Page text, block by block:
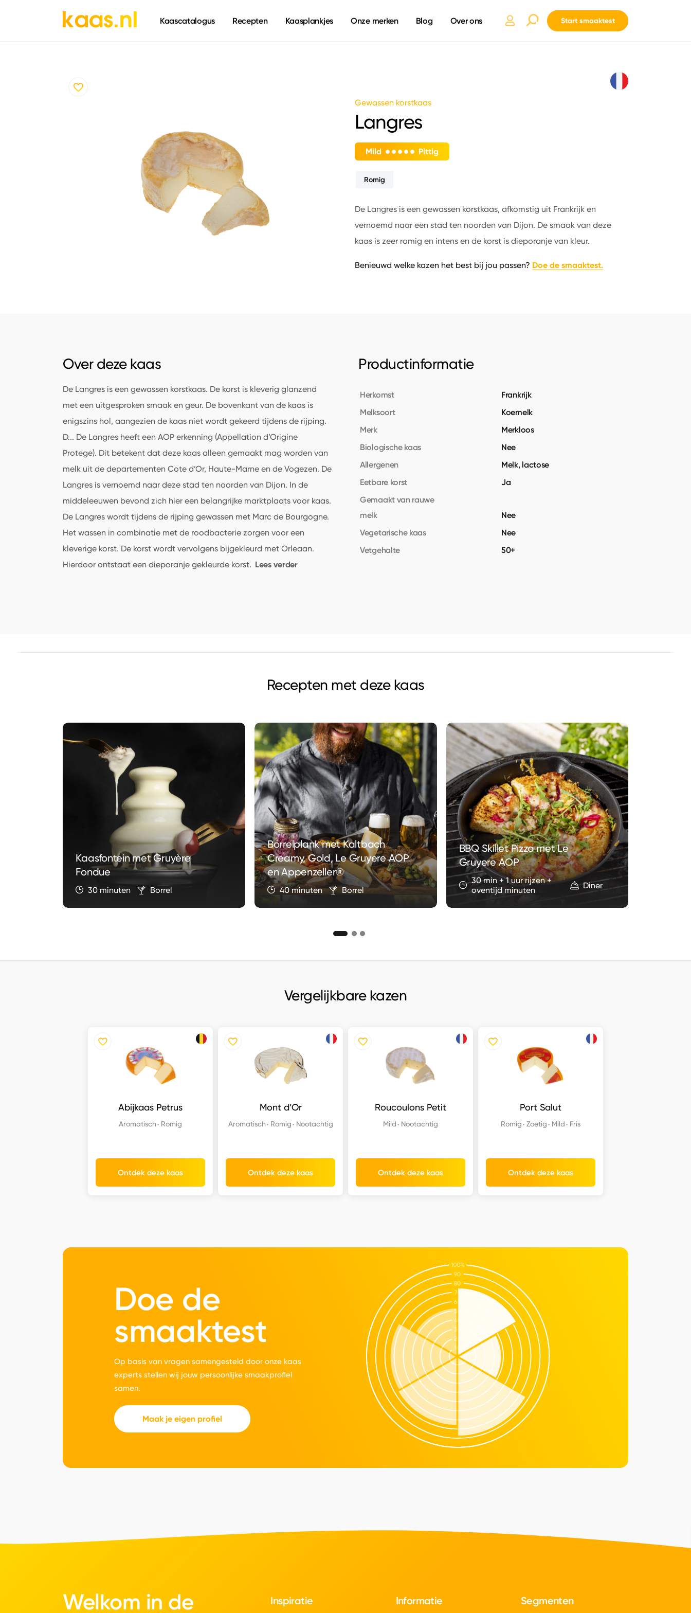
Kaascatalogus Recepten Kaasplankjes Onze merken Blog Over ons Start smaaktest
Gewassen korstkaas
Langres
Mild Pittig
Romig
De Langres is een gewassen korstkaas, afkomstig uit Frankrijk en
vernoemd naar een stad ten noorden van Dijon. De smaak van deze
kaas is zeer romig en intens en de korst is dieporanje van kleur.
Benieuwd welke kazen het best bij jou passen? Doe de smaaktest.
Productinformatie
Herkomst
Frankrijk
Melksoort
Koemelk
Merk
Merkloos
Biologische kaas
Nee
Allergenen
Melk, lactose
Eetbare korst
Ja
Gemaakt van rauwe
melk
Nee
Vegetarische kaas
Nee
Vetgehalte
50+
Over deze kaas
De Langres is een gewassen korstkaas. De korst is kleverig glanzend
met een uitgesproken smaak en geur. De bovenkant van de kaas is
enigszins hol, aangezien de kaas niet wordt gekeerd tijdens de rijping.
D... De Langres heeft een AOP erkenning (Appellation d’Origine
Protege). Dit betekent dat deze kaas alleen gemaakt mag worden van
melk uit de departementen Cote d’Or, Haute-Marne en de Vogezen. De
Langres is vernoemd naar deze stad ten noorden van Dijon. In de
middeleeuwen bevond zich hier een belangrijke marktplaats voor kaas.
De Langres wordt tijdens de rijping gewassen met Marc de Bourgogne.
Het wassen in combinatie met de roodbacterie zorgen voor een
kleverige korst. De korst wordt vervolgens bijgekleurd met Orleaan.
Hierdoor ontstaat een dieporanje gekleurde korst. Lees verder
Recepten met deze kaas
Kaasfontein met Gruyère
Fondue
30 minuten Borrel
Borrelplank met Kaltbach
Creamy, Gold, Le Gruyere AOP
en Appenzeller®
40 minuten Borrel
BBQ Skillet Pizza met Le
Gruyere AOP
30 min + 1 uur rijzen +
oventijd minuten
Diner
Vergelijkbare kazen
Abijkaas Petrus
Aromatisch Romig
Ontdek deze kaas
Mont d’Or
Aromatisch Romig Nootachtig
Ontdek deze kaas
Roucoulons Petit
Mild Nootachtig
Ontdek deze kaas
Port Salut
Romig Zoetig Mild Fris
Ontdek deze kaas
Doe de
smaaktest
Op basis van vragen samengesteld door onze kaas
experts stellen wij jouw persoonlijke smaakprofiel
samen.
Maak je eigen profiel
Welkom in de Inspiratie Informatie Segmenten